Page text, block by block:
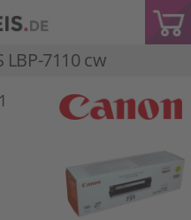
LBP-7110 cw